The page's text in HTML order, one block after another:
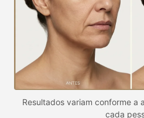
Resultados variam conforme a
cada